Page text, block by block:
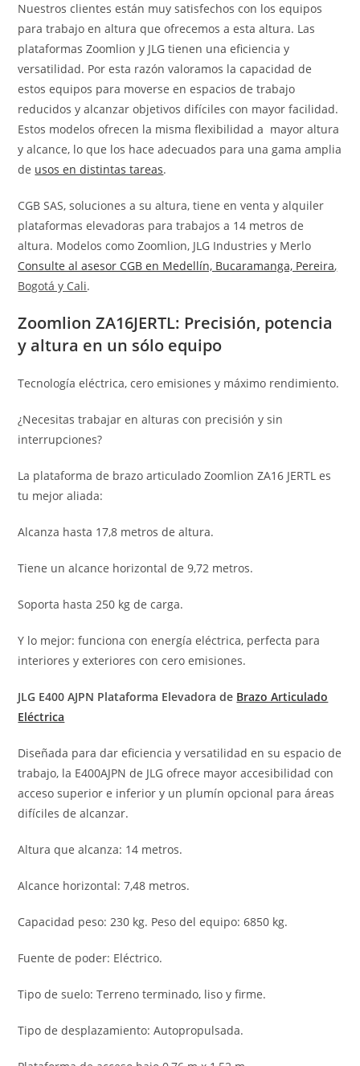
Nuestros clientes están muy satisfechos con los equipos
para trabajo en altura que ofrecemos a esta altura. Las
plataformas Zoomlion y JLG tienen una eficiencia y
versatilidad. Por esta razón valoramos la capacidad de
estos equipos para moverse en espacios de trabajo
reducidos y alcanzar objetivos difíciles con mayor facilidad.
Estos modelos ofrecen la misma flexibilidad a mayor altura
y alcance, lo que los hace adecuados para una gama amplia
de usos en distintas tareas.
CGB SAS, soluciones a su altura, tiene en venta y alquiler
plataformas elevadoras para trabajos a 14 metros de
altura. Modelos como Zoomlion, JLG Industries y Merlo
Consulte al asesor CGB en Medellín, Bucaramanga, Pereira,
Bogotá y Cali.
Zoomlion ZA16JERTL: Precisión, potencia
y altura en un sólo equipo
Tecnología eléctrica, cero emisiones y máximo rendimiento.
¿Necesitas trabajar en alturas con precisión y sin
interrupciones?
La plataforma de brazo articulado Zoomlion ZA16 JERTL es
tu mejor aliada:
Alcanza hasta 17,8 metros de altura.
Tiene un alcance horizontal de 9,72 metros.
Soporta hasta 250 kg de carga.
Y lo mejor: funciona con energía eléctrica, perfecta para
interiores y exteriores con cero emisiones.
JLG E400 AJPN Plataforma Elevadora de Brazo Articulado
Eléctrica
Diseñada para dar eficiencia y versatilidad en su espacio de
trabajo, la E400AJPN de JLG ofrece mayor accesibilidad con
acceso superior e inferior y un plumín opcional para áreas
difíciles de alcanzar.
Altura que alcanza: 14 metros.
Alcance horizontal: 7,48 metros.
Capacidad peso: 230 kg. Peso del equipo: 6850 kg.
Fuente de poder: Eléctrico.
Tipo de suelo: Terreno terminado, liso y firme.
Tipo de desplazamiento: Autopropulsada.